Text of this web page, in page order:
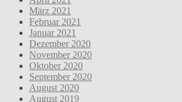
März 2021
Februar 2021
Januar 2021
Dezember 2020
November 2020
Oktober 2020
September 2020
August 2020
August 2019